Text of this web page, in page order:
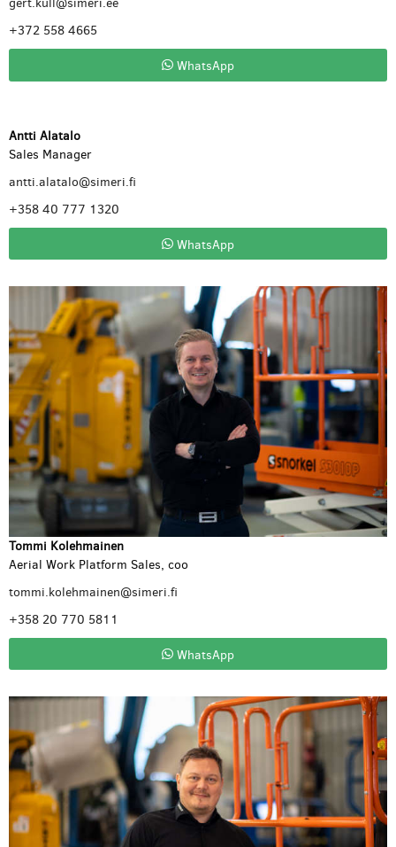
+372 558 4665
WhatsApp
Antti Alatalo
Sales Manager
antti.alatalo@simeri.fi
+358 40 777 1320
WhatsApp
Tommi Kolehmainen
Aerial Work Platform Sales, coo
tommi.kolehmainen@simeri.fi
+358 20 770 5811
WhatsApp